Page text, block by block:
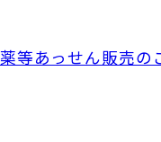
等あっせん販売の